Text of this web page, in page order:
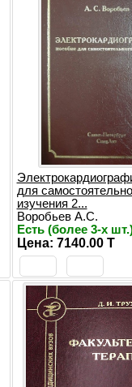
для
изучения 2...
Воробьев А.С.
Есть (более 3-х
Цена: 7140.00 T